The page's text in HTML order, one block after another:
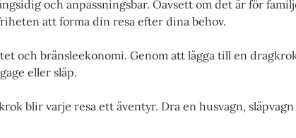
och anpassningsbar. Oavsett om det är för
att forma din resa efter dina behov.
och bränsleekonomi. Genom att lägga till en
eller släp.
blir varje resa ett äventyr. Dra en husvagn,